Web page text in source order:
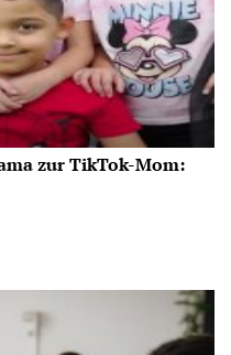
zur TikTok-Mom: